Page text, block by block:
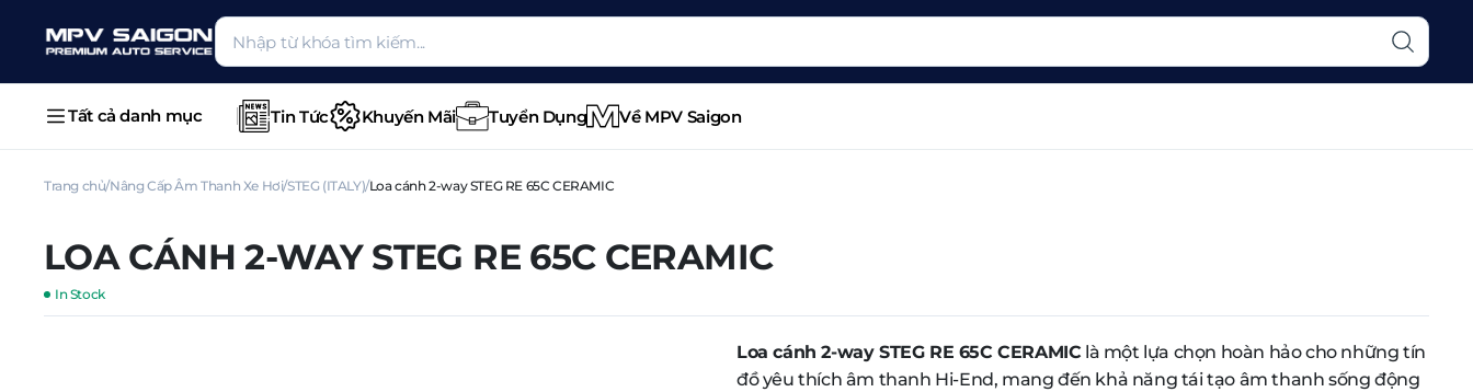
Tất cả danh mục Tin Tức Khuyến Mãi Tuyển Dụng Về MPV Saigon
Trang chủ Nâng Cấp Âm Thanh Xe Hơi STEG (ITALY) Loa cánh 2-way STEG RE 65C CERAMIC
LOA CÁNH 2-WAY STEG RE 65C CERAMIC
In Stock
Loa cánh 2-way STEG RE 65C CERAMIC là một lựa chọn hoàn hảo cho những tín
đồ yêu thích âm thanh Hi-End, mang đến khả năng tái tạo âm thanh sống động